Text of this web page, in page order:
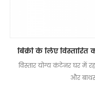
विस्तार योग्य कंटेनर घर
और